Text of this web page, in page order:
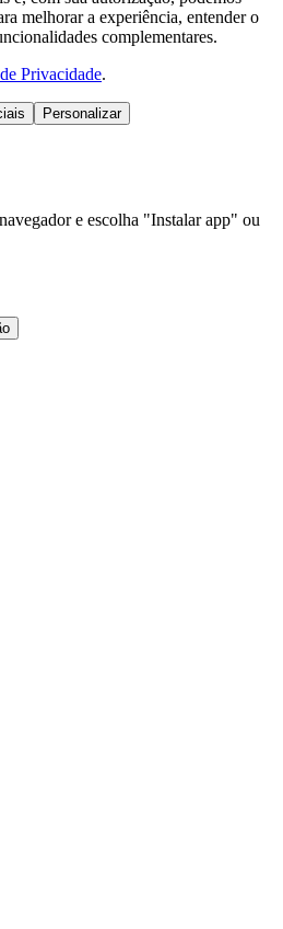
melhorar a experiência, entender o
complementares.
Privacidade.
Personalizar
e escolha "Instalar app" ou